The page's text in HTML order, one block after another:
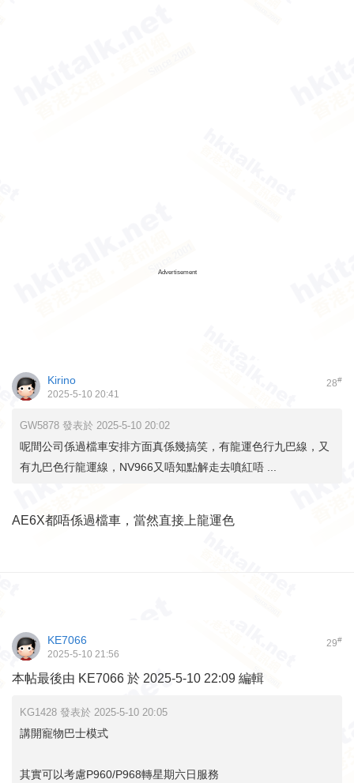
Advertisement
28#
Kirino
2025-5-10 20:41
GW5878 發表於 2025-5-10 20:02
呢間公司係過檔車安排方面真係幾搞笑，有龍運色行九巴線，又
有九巴色行龍運線，NV966又唔知點解走去噴紅唔 ...
AE6X都唔係過檔車，當然直接上龍運色
29#
KE7066
2025-5-10 21:56
本帖最後由 KE7066 於 2025-5-10 22:09 編輯
KG1428 發表於 2025-5-10 20:05
講開寵物巴士模式
其實可以考慮P960/P968轉星期六日服務